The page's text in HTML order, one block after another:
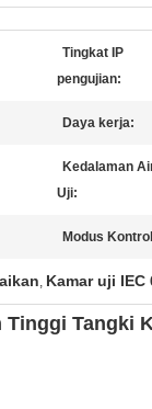
Tingkat IP
pengujian:
Daya kerja:
Kedalaman
Uji:
Modus
, Kamar uji IEC
Tinggi Tangki